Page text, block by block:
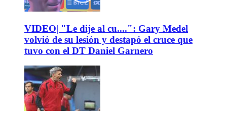
VIDEO| "Le dije al cu....": Gary Medel
volvió de su lesión y destapó el cruce que
tuvo con el DT Daniel Garnero